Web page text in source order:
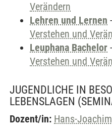
Verändern
Lehren und Lernen -
Verstehen und
Leuphana Bachelor -
Verstehen und
JUGENDLICHE IN
LEBENSLAGEN
Dozent/in: Hans-